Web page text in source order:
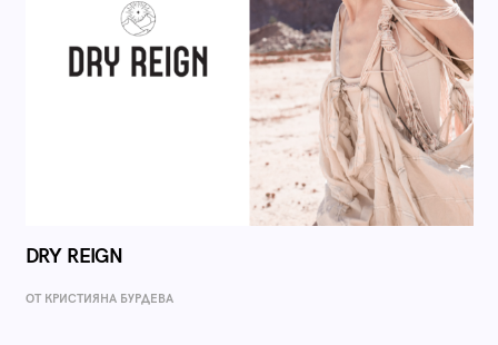
DRY REIGN
ОТ КРИСТИЯНА БУРДЕВА